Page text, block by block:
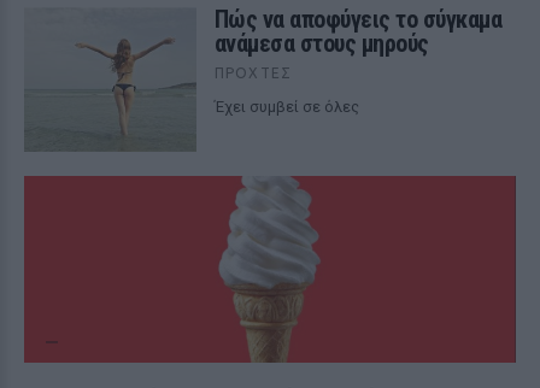
Πώς να αποφύγεις το σύγκαμα
ανάμεσα στους μηρούς
ΠΡΟΧΤΈΣ
Έχει συμβεί σε όλες